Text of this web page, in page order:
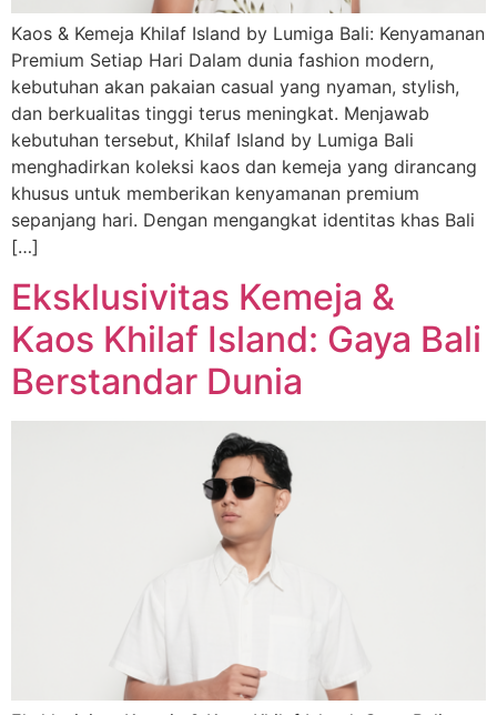
Kaos & Kemeja Khilaf Island by Lumiga Bali: Kenyamanan
Premium Setiap Hari Dalam dunia fashion modern,
kebutuhan akan pakaian casual yang nyaman, stylish,
dan berkualitas tinggi terus meningkat. Menjawab
kebutuhan tersebut, Khilaf Island by Lumiga Bali
menghadirkan koleksi kaos dan kemeja yang dirancang
khusus untuk memberikan kenyamanan premium
sepanjang hari. Dengan mengangkat identitas khas Bali
[…]
Eksklusivitas Kemeja &
Kaos Khilaf Island: Gaya Bali
Berstandar Dunia